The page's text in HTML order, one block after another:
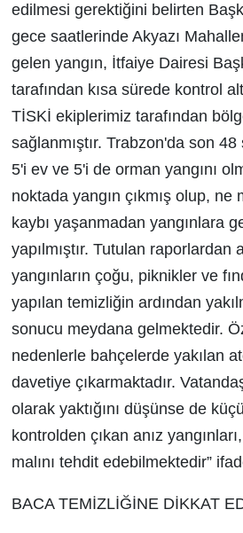
edilmesi gerektiğini belirten
gece saatlerinde Akyazı
gelen yangın, İtfaiye Dairesi
tarafından kısa sürede kontrol
TİSKİ ekiplerimiz tarafından
sağlanmıştır. Trabzon'da son
5'i ev ve 5'i de orman yangını
noktada yangın çıkmış olup, ne
kaybı yaşanmadan yangınlara
yapılmıştır. Tutulan raporlardan
yangınların çoğu, piknikler ve
yapılan temizliğin ardından
sonucu meydana gelmektedir.
nedenlerle bahçelerde yakılan
davetiye çıkarmaktadır.
olarak yaktığını düşünse de
kontrolden çıkan anız
malını tehdit edebilmektedir”
BACA TEMİZLİĞİNE DİKKAT